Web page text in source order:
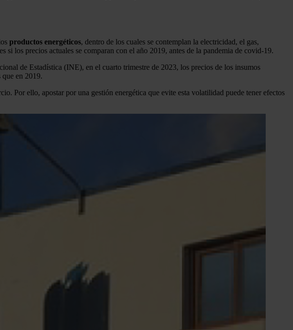
productos energéticos, dentro de los cuales se contemplan la electricidad, el gas,
los precios actuales se comparan con el año 2019, antes de la pandemia de covid-19.
de Estadística (INE), en el cuarto trimestre de 2023, los precios de los insumos
en 2019.
Por ello, apostar por una gestión energética que evite esta volatilidad puede tener efectos